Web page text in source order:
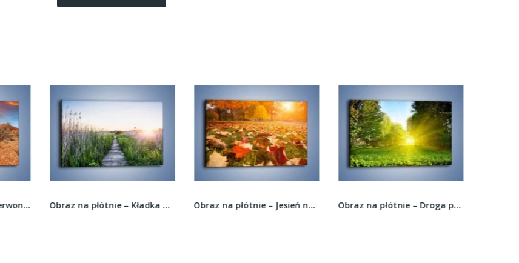
Obraz na płótnie – Czerwona ziemia jak w afryce... Obraz na płótnie – Kładka wśród mokradeł –... Obraz na płótnie – Jesień na trawie –... Obraz na płótnie – Droga przez pokrzywy –...